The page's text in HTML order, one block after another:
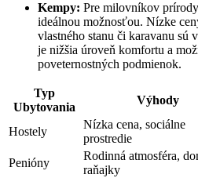
Kempy: Pre milovníkov
ideálnou možnosťou. Nízke
vlastného stanu či karavanu
je nižšia úroveň komfortu a
poveternostných podmienok.
Typ
Ubytovania
Výhody
Hostely
Nízka cena, sociálne
prostredie
Penióny
Rodinná atmosféra,
raňajky